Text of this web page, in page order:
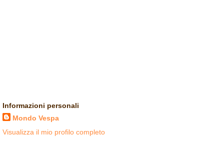
Informazioni personali
Mondo Vespa
Visualizza il mio profilo completo